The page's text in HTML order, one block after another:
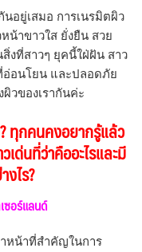
อยู่เสมอ การเนรมิตผิว
น้าขาวใส ยั่งยืน สวย
งที่สาวๆ ยุคนี้ใฝ่ฝัน สาว
อ่อนโยน และปลอดภัย
วของเรากันค่ะ
ทุกคนคงอยากรู้แล้ว
เด่นที่ว่าคืออะไรและมี
ไร?
ซอร์แลนด์
หน้าที่สำคัญในการ